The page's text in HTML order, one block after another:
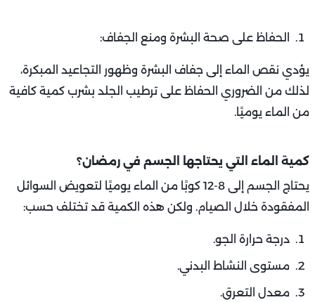
الحفاظ على صحة البشرة ومنع الجفاف:
يؤدي نقص الماء إلى جفاف البشرة وظهور التجاعيد المبكرة،
لذلك من الضروري الحفاظ على ترطيب الجلد بشرب كمية كافية
من الماء يوميًا.
كمية الماء التي يحتاجها الجسم في رمضان؟
يحتاج الجسم إلى 8-12 كوبًا من الماء يوميًا لتعويض السوائل
المفقودة خلال الصيام. ولكن هذه الكمية قد تختلف حسب:
درجة حرارة الجو.
مستوى النشاط البدني.
معدل التعرق.